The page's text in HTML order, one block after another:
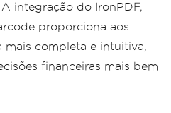
integração do IronPDF,
proporciona aos
mais completa e intuitiva,
financeiras mais bem